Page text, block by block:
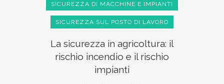
SICUREZZA DI MACCHINE E IMPIANTI
SICUREZZA SUL POSTO DI LAVORO
La sicurezza in agricoltura: il
rischio incendio e il rischio
impianti